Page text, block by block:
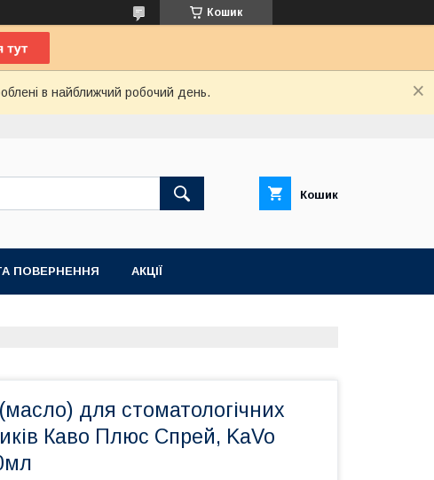
Кошик
в найближчий робочий день.
Кошик
ПОВЕРНЕННЯ АКЦІЇ
для стоматологічних
Каво Плюс Спрей, KaVo